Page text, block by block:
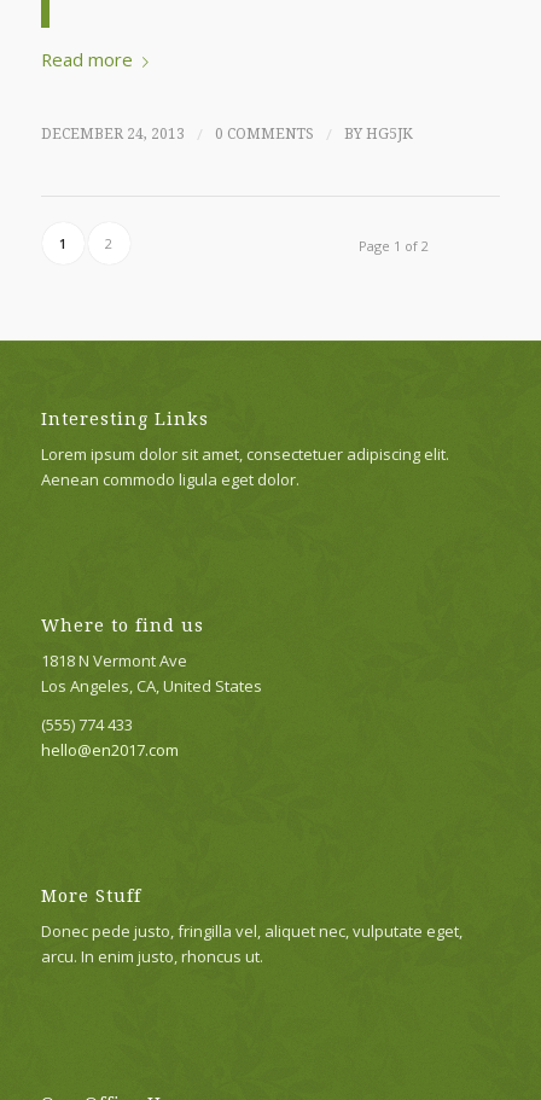
Read more
DECEMBER 24, 2013 / 0 COMMENTS / BY HG5JK
Page 1 of 2
1 2
Interesting Links
Lorem ipsum dolor sit amet, consectetuer adipiscing elit.
Aenean commodo ligula eget dolor.
Where to find us
1818 N Vermont Ave
Los Angeles, CA, United States
(555) 774 433
hello@en2017.com
More Stuff
Donec pede justo, fringilla vel, aliquet nec, vulputate eget,
arcu. In enim justo, rhoncus ut.